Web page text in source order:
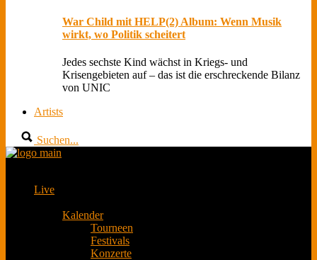
War Child mit HELP(2) Album: Wenn Musik
wirkt, wo Politik scheitert
Jedes sechste Kind wächst in Kriegs- und
Krisengebieten auf – das ist die erschreckende Bilanz
von UNIC
Artists
Suchen...
Live
Kalender
Tourneen
Festivals
Konzerte